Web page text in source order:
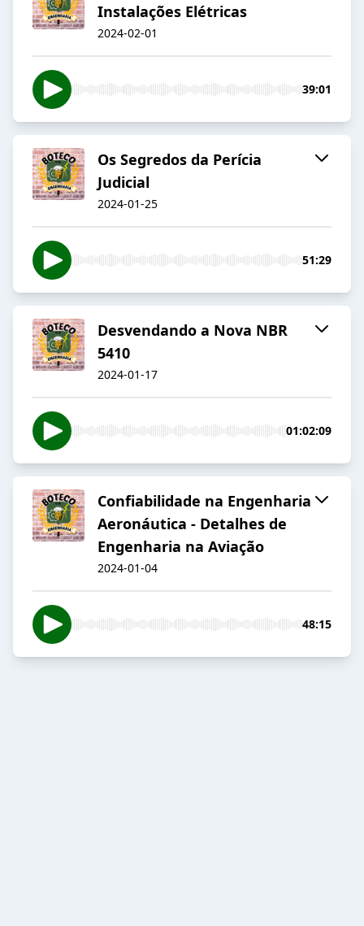
Instalações Elétricas
2024-02-01
39:01
Os Segredos da Perícia
Judicial
2024-01-25
51:29
Desvendando a Nova NBR
5410
2024-01-17
01:02:09
Confiabilidade na Engenharia
Aeronáutica - Detalhes de
Engenharia na Aviação
2024-01-04
48:15